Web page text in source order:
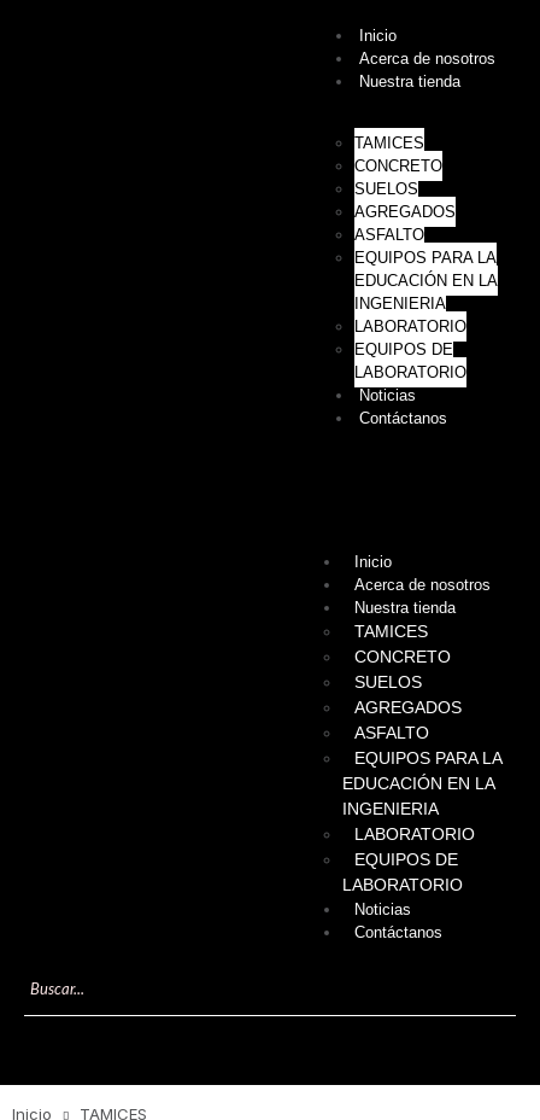
Inicio
Acerca de nosotros
Nuestra tienda
TAMICES
CONCRETO
SUELOS
AGREGADOS
ASFALTO
EQUIPOS PARA LA
EDUCACIÓN EN LA
INGENIERIA
LABORATORIO
EQUIPOS DE
LABORATORIO
Noticias
Contáctanos
Inicio
Acerca de nosotros
Nuestra tienda
TAMICES
CONCRETO
SUELOS
AGREGADOS
ASFALTO
EQUIPOS PARA LA
EDUCACIÓN EN LA
INGENIERIA
LABORATORIO
EQUIPOS DE
LABORATORIO
Noticias
Contáctanos
Inicio
TAMICES